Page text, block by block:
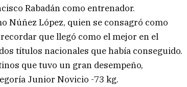
Rabadán como entrenador.
Núñez López, quien se consagró como
que llegó como el mejor en el
títulos nacionales que había conseguido.
que tuvo un gran desempeño,
Junior Novicio -73 kg.